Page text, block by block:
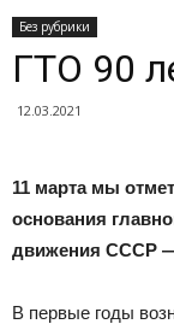
Без рубрики
ГТО 90
12.03.2021
11 марта мы
основания
движения СССР —
В первые годы